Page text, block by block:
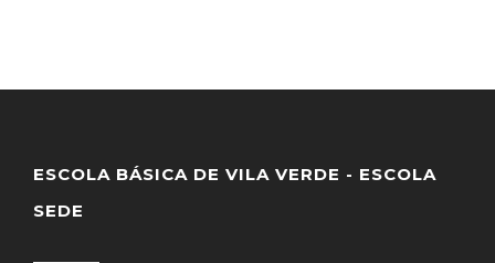
ESCOLA BÁSICA DE VILA VERDE - ESCOLA
SEDE